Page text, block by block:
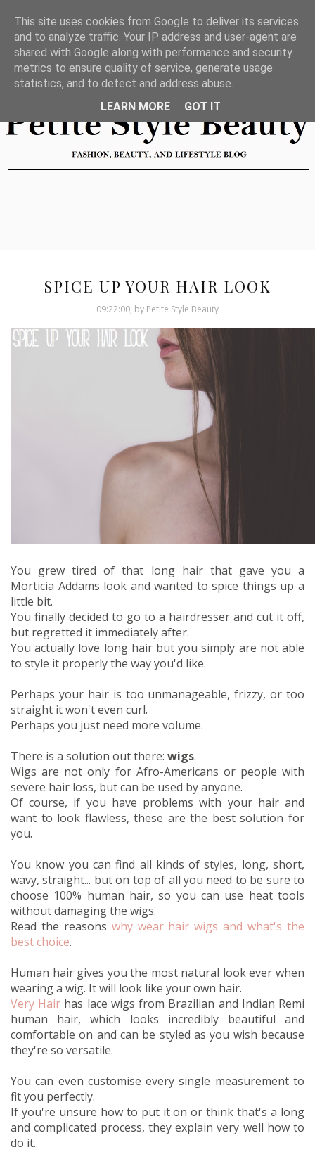
SPICE UP YOUR HAIR LOOK
09:22:00, by Petite Style Beauty
You grew tired of that long hair that gave you a
Morticia Addams look and wanted to spice things up a
little bit.
You finally decided to go to a hairdresser and cut it off,
but regretted it immediately after.
You actually love long hair but you simply are not able
to style it properly the way you'd like.
Perhaps your hair is too unmanageable, frizzy, or too
straight it won't even curl.
Perhaps you just need more volume.
There is a solution out there: wigs.
Wigs are not only for Afro-Americans or people with
severe hair loss, but can be used by anyone.
Of course, if you have problems with your hair and
want to look flawless, these are the best solution for
you.
You know you can find all kinds of styles, long, short,
wavy, straight... but on top of all you need to be sure to
choose 100% human hair, so you can use heat tools
without damaging the wigs.
Read the reasons why wear hair wigs and what's the
best choice.
Human hair gives you the most natural look ever when
wearing a wig. It will look like your own hair.
Very Hair has lace wigs from Brazilian and Indian Remi
human hair, which looks incredibly beautiful and
comfortable on and can be styled as you wish because
they're so versatile.
You can even customise every single measurement to
fit you perfectly.
If you're unsure how to put it on or think that's a long
and complicated process, they explain very well how to
do it.
This site uses cookies from Google to deliver its services
and to analyze traffic. Your IP address and user-agent are
shared with Google along with performance and security
metrics to ensure quality of service, generate usage
statistics, and to detect and address abuse.
LEARN MORE
GOT IT